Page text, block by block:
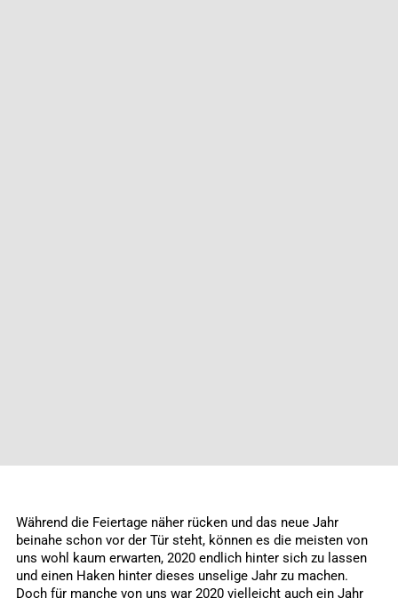
Während die Feiertage näher rücken und das neue Jahr
beinahe schon vor der Tür steht, können es die meisten von
uns wohl kaum erwarten, 2020 endlich hinter sich zu lassen
und einen Haken hinter dieses unselige Jahr zu machen.
Doch für manche von uns war 2020 vielleicht auch ein Jahr